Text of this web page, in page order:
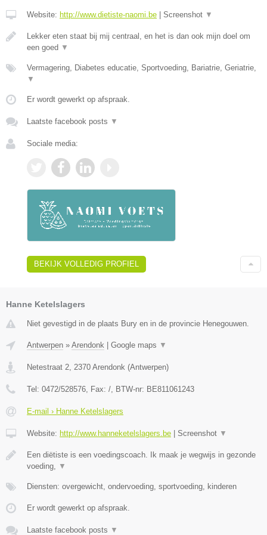
Website: http://www.dietiste-naomi.be Screenshot ▼
Lekker eten staat bij mij centraal, en het is dan ook mijn doel om
een goed ▼
Vermagering, Diabetes educatie, Sportvoeding, Bariatrie, Geriatrie,
▼
Er wordt gewerkt op afspraak.
Laatste facebook posts ▼
Sociale media:
BEKIJK VOLLEDIG PROFIEL
Hanne Ketelslagers
Niet gevestigd in de plaats Bury en in de provincie Henegouwen.
Antwerpen » Arendonk | Google maps ▼
Netestraat 2 2370 Arendonk (Antwerpen)
Tel: 0472/528576 , Fax: / , BTW-nr: BE811061243
E-mail › Hanne Ketelslagers
Website: http://www.hanneketelslagers.be | Screenshot ▼
Een diëtiste is een voedingscoach. Ik maak je wegwijs in gezonde
voeding,
▼
Diensten: overgewicht, ondervoeding, sportvoeding, kinderen
Er wordt gewerkt op afspraak.
Laatste facebook posts ▼